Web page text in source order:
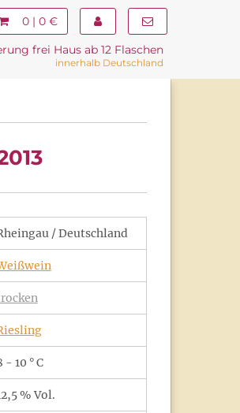
0 | 0 €
frei Haus ab 12 Flaschen
innerhalb Deutschland
/ Deutschland
- 10 ° C
% Vol.